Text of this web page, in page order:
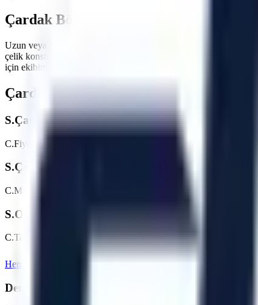
Çardak Bölgesi İçin Hemen Teklif Alın
Uzun veya kısa dönemli operasyonlarınızda maliyetlerinizi
çelik konstrüksiyon montajları, çatı tamiratları ve sanayi tipi
için ekibimizle iletişime geçebilirsiniz.
Çardak Bölgesi İçin Sıkça Sorulan
S.Çardak bölgesinde günlük/haftalık platform
C.Fiyatlar makine tipine (makaslı, eklemli vb.) ve kiralama
S.Çardak bölgesine teslimat nasıl planlanır?
C.Makine parkı, nakliye rotası, saha erişimi ve talep tarihi
S.Operatörlü kiralama hizmetiniz var mı?
C.Talebe göre operatör seçeneği değerlendirilebilir. Çardak
Hemen Teklif İste
Denizli